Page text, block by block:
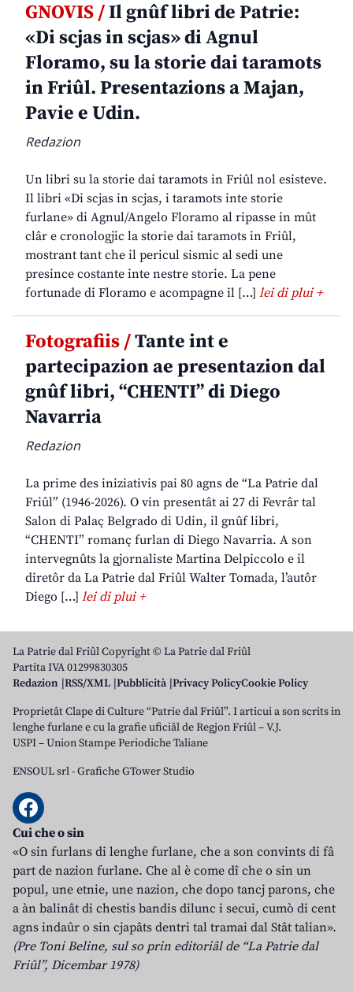
GNOVIS /Il gnûf libri de Patrie:
«Di scjas in scjas» di Agnul
Floramo, su la storie dai taramots
in Friûl. Presentazions a Majan,
Pavie e Udin.
Redazion
Un libri su la storie dai taramots in Friûl nol esisteve.
Il libri «Di scjas in scjas, i taramots inte storie
furlane» di Agnul/Angelo Floramo al ripasse in mût
clâr e cronologjic la storie dai taramots in Friûl,
mostrant tant che il pericul sismic al sedi une
presince costante inte nestre storie. La pene
fortunade di Floramo e acompagne il […] lei di plui +
Fotografiis /Tante int e
partecipazion ae presentazion dal
gnûf libri, “CHENTI” di Diego
Navarria
Redazion
La prime des iniziativis pai 80 agns de “La Patrie dal
Friûl” (1946-2026). O vin presentât ai 27 di Fevrâr tal
Salon di Palaç Belgrado di Udin, il gnûf libri,
“CHENTI” romanç furlan di Diego Navarria. A son
intervegnûts la gjornaliste Martina Delpiccolo e il
diretôr da La Patrie dal Friûl Walter Tomada, l’autôr
Diego […] lei di plui +
La Patrie dal Friûl Copyright © La Patrie dal Friûl
Partita IVA 01299830305
Redazion RSS/XML Pubblicità Privacy PolicyCookie Policy
Proprietât Clape di Culture “Patrie dal Friûl”. I articui a son scrits in
lenghe furlane e cu la grafie uficiâl de Regjon Friûl – V.J.
USPI – Union Stampe Periodiche Taliane
ENSOUL srl-Grafiche GTower Studio
Cui che o sin
«O sin furlans di lenghe furlane, che a son convints di fâ
part de nazion furlane. Che al è come dî che o sin un
popul, une etnie, une nazion, che dopo tancj parons, che
a àn balinât di chestis bandis dilunc i secui, cumò di cent
agns indaûr o sin cjapâts dentri tal tramai dal Stât talian».
(Pre Toni Beline, sul so prin editoriâl de “La Patrie dal
Friûl”, Dicembar 1978)